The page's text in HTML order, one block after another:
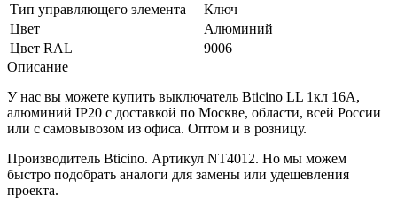
Тип управляющего элемента
Ключ
Цвет
Алюминий
Цвет RAL
9006
Описание
У нас вы можете купить выключатель Bticino LL 1кл 16А,
алюминий IP20 с доставкой по Москве, области, всей России
или с самовывозом из офиса. Оптом и в розницу.
Производитель Bticino. Артикул NT4012. Но мы можем
быстро подобрать аналоги для замены или удешевления
проекта.